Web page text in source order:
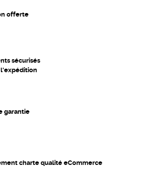
offerte
sécurisés
l'expédition
garantie
charte qualité eCommerce